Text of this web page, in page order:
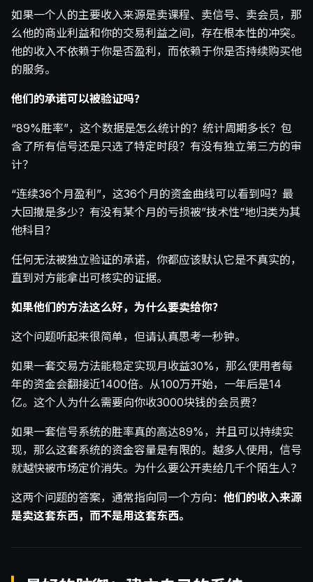
如果一个人的主要收入来源是卖课程、卖信号、卖会员，那
么他的商业利益和你的交易利益之间，存在根本性的冲突。
他的收入不依赖于你是否盈利，而依赖于你是否持续购买他
的服务。
他们的承诺可以被验证吗？
“89%胜率”，这个数据是怎么统计的？统计周期多长？包
含了所有信号还是只选了特定时段？有没有独立第三方的审
计？
“连续36个月盈利”，这36个月的资金曲线可以看到吗？最
大回撤是多少？有没有某个月的亏损被”技术性”地归类为其
他科目？
任何无法被独立验证的承诺，你都应该默认它是不真实的，
直到对方能拿出可核实的证据。
如果他们的方法这么好，为什么要卖给你？
这个问题听起来很简单，但请认真思考一秒钟。
如果一套交易方法能稳定实现月收益30%，那么使用者每
年的资金会翻接近1400倍。从100万开始，一年后是14
亿。这个人为什么需要向你收3000块钱的会员费？
如果一套信号系统的胜率真的高达89%，并且可以持续实
现，那么这套系统的资金容量是有限的。越多人使用，信号
就越快被市场定价消失。为什么要公开卖给几千个陌生人？
这两个问题的答案，通常指向同一个方向： 他们的收入来源
是卖这套东西，而不是用这套东西。